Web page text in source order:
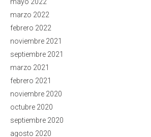
marzo 2022
febrero 2022
noviembre 2021
septiembre 2021
marzo 2021
febrero 2021
noviembre 2020
octubre 2020
septiembre 2020
agosto 2020